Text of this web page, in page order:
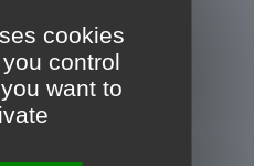
cookies
control
want to